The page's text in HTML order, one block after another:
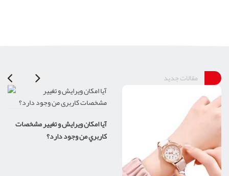
مقالات جدید
آيا امکان ويرايش و تغيير مشخصات
کاربري من وجود دارد؟